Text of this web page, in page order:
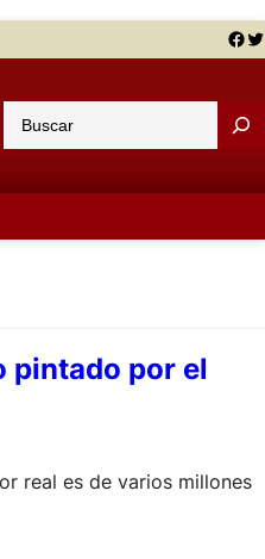
Facebook Twitter
u
a
pintado por el
real es de varios millones